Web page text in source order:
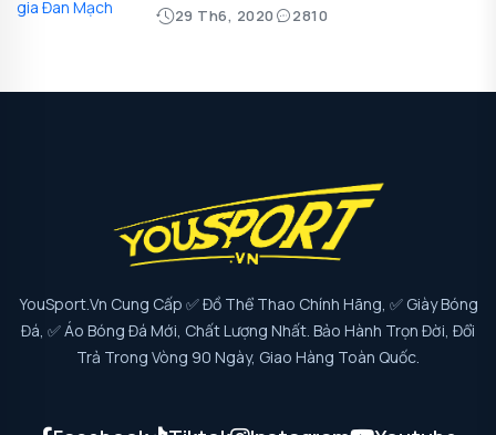
29 Th6, 2020 2810
YouSport.vn Cung Cấp ✅ Đồ Thể Thao Chính Hãng, ✅ Giày Bóng
Đá, ✅ Áo Bóng Đá Mới, Chất Lượng Nhất. Bảo Hành Trọn Đời, Đổi
Trả Trong Vòng 90 Ngày, Giao Hàng Toàn Quốc.